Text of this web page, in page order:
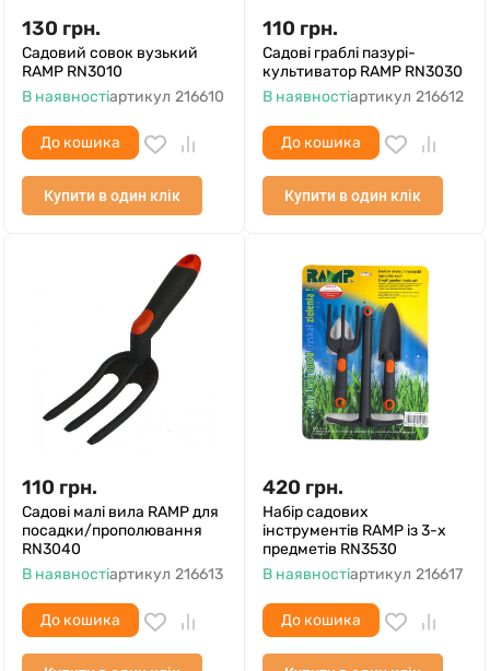
130 грн.
Садовий совок вузький
RAMP RN3010
В наявностіартикул 216610
До кошика
Купити в один клік
110 грн.
Садові граблі пазурі-
культиватор RAMP RN3030
В наявностіартикул 216612
До кошика
Купити в один клік
110 грн.
Садові малі вила RAMP для
посадки/прополювання
RN3040
В наявностіартикул 216613
До кошика
420 грн.
Набір садових
інструментів RAMP із 3-х
предметів RN3530
В наявностіартикул 216617
До кошика